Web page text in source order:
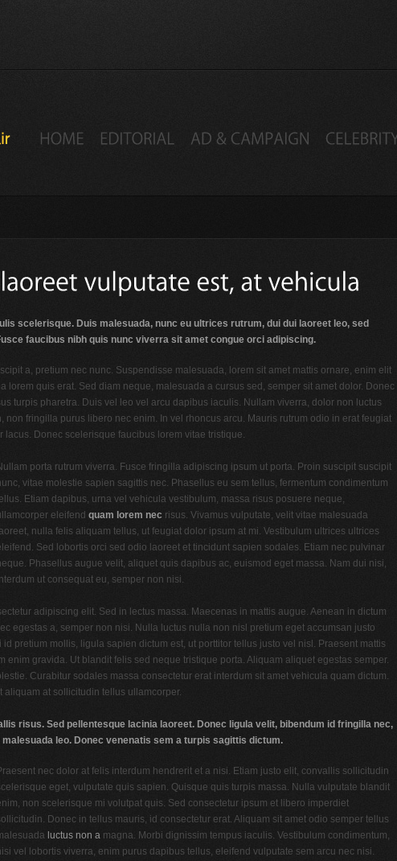
scelerisque. Duis malesuada, nunc eu ultrices rutrum, dui dui laoreet leo, sed
faucibus nibh quis nunc viverra sit amet congue orci adipiscing.
a, pretium nec nunc. Suspendisse malesuada, lorem sit amet mattis ornare, enim elit
lorem quis erat. Sed diam neque, malesuada a cursus sed, semper sit amet dolor. Donec
turpis pharetra. Duis vel leo vel arcu dapibus iaculis. Nullam viverra, dolor non luctus
non fringilla purus libero nec enim. In vel rhoncus arcu. Mauris rutrum odio in erat feugiat
lacus. Donec scelerisque faucibus lorem vitae tristique.
porta rutrum viverra. Fusce fringilla adipiscing ipsum ut porta. Proin suscipit suscipit
vitae molestie sapien sagittis nec. Phasellus eu sem tellus, fermentum condimentum
Etiam dapibus, urna vel vehicula vestibulum, massa risus posuere neque,
eleifend quam lorem nec risus. Vivamus vulputate, velit vitae malesuada
nulla felis aliquam tellus, ut feugiat dolor ipsum at mi. Vestibulum ultrices ultrices
Sed lobortis orci sed odio laoreet et tincidunt sapien sodales. Etiam nec pulvinar
Phasellus augue velit, aliquet quis dapibus ac, euismod eget massa. Nam dui nisi,
ut consequat eu, semper non nisi.
adipiscing elit. Sed in lectus massa. Maecenas in mattis augue. Aenean in dictum
egestas a, semper non nisi. Nulla luctus nulla non nisl pretium eget accumsan justo
pretium mollis, ligula sapien dictum est, ut porttitor tellus justo vel nisl. Praesent mattis
enim gravida. Ut blandit felis sed neque tristique porta. Aliquam aliquet egestas semper.
Curabitur sodales massa consectetur erat interdum sit amet vehicula quam dictum.
at sollicitudin tellus ullamcorper.
risus. Sed pellentesque lacinia laoreet. Donec ligula velit, bibendum id fringilla nec,
leo. Donec venenatis sem a turpis sagittis dictum.
nec dolor at felis interdum hendrerit et a nisi. Etiam justo elit, convallis sollicitudin
eget, vulputate quis sapien. Quisque quis turpis massa. Nulla vulputate blandit
non scelerisque mi volutpat quis. Sed consectetur ipsum et libero imperdiet
Donec in tellus mauris, id consectetur erat. Aliquam sit amet odio semper tellus
luctus non a magna. Morbi dignissim tempus iaculis. Vestibulum condimentum,
vel lobortis viverra, enim purus dapibus tellus, eleifend vulputate sem arcu nec nisi.